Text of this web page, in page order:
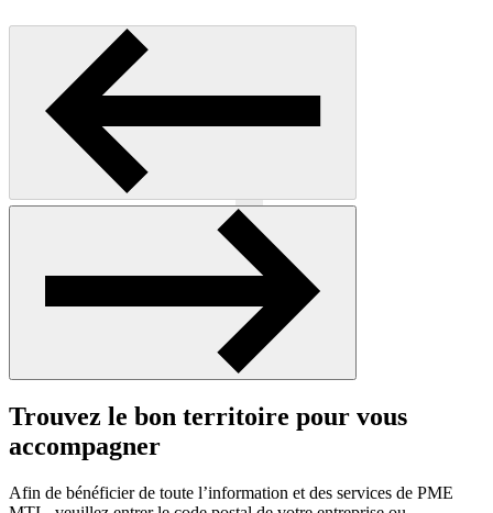
Précédent
Trouvez le bon territoire pour vous
accompagner
Afin de bénéficier de toute l’information et des services de PME